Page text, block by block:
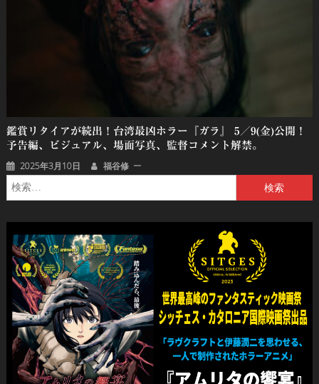
鑑賞リタイアが続出！台湾最凶ホラー『ガラ』 5／9(金)公開！
予告編、ビジュアル、場面写真、監督コメント解禁。
2025年3月10日 福谷修
索: